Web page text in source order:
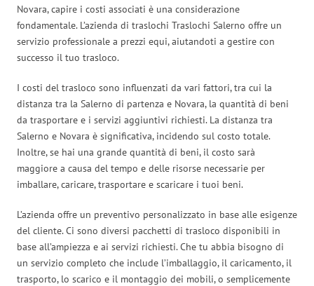
Novara, capire i costi associati è una considerazione
fondamentale. L’azienda di traslochi Traslochi Salerno offre un
servizio professionale a prezzi equi, aiutandoti a gestire con
successo il tuo trasloco.
I costi del trasloco sono influenzati da vari fattori, tra cui la
distanza tra la Salerno di partenza e Novara, la quantità di beni
da trasportare e i servizi aggiuntivi richiesti. La distanza tra
Salerno e Novara è significativa, incidendo sul costo totale.
Inoltre, se hai una grande quantità di beni, il costo sarà
maggiore a causa del tempo e delle risorse necessarie per
imballare, caricare, trasportare e scaricare i tuoi beni.
L’azienda offre un preventivo personalizzato in base alle esigenze
del cliente. Ci sono diversi pacchetti di trasloco disponibili in
base all’ampiezza e ai servizi richiesti. Che tu abbia bisogno di
un servizio completo che include l’imballaggio, il caricamento, il
trasporto, lo scarico e il montaggio dei mobili, o semplicemente